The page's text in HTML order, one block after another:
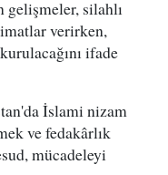
gelişmeler, silahlı
verirken,
ifade
İslami nizam
ve fedakârlık
mücadeleyi